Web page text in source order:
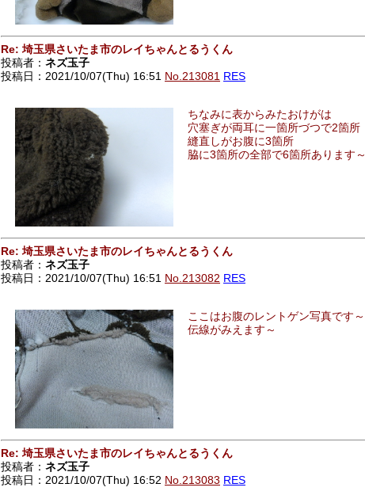
Re: 埼玉県さいたま市のレイちゃんとるうくん
投稿者： ネズ玉子
投稿日：2021/10/07(Thu) 16:51 No.213081 RES
ちなみに表からみたおけがは
穴塞ぎが両耳に一箇所づつで2箇所
縫直しがお腹に3箇所
脇に3箇所の全部で6箇所あります～
Re: 埼玉県さいたま市のレイちゃんとるうくん
投稿者： ネズ玉子
投稿日：2021/10/07(Thu) 16:51 No.213082 RES
ここはお腹のレントゲン写真です～
伝線がみえます～
Re: 埼玉県さいたま市のレイちゃんとるうくん
投稿者： ネズ玉子
投稿日：2021/10/07(Thu) 16:52 No.213083 RES